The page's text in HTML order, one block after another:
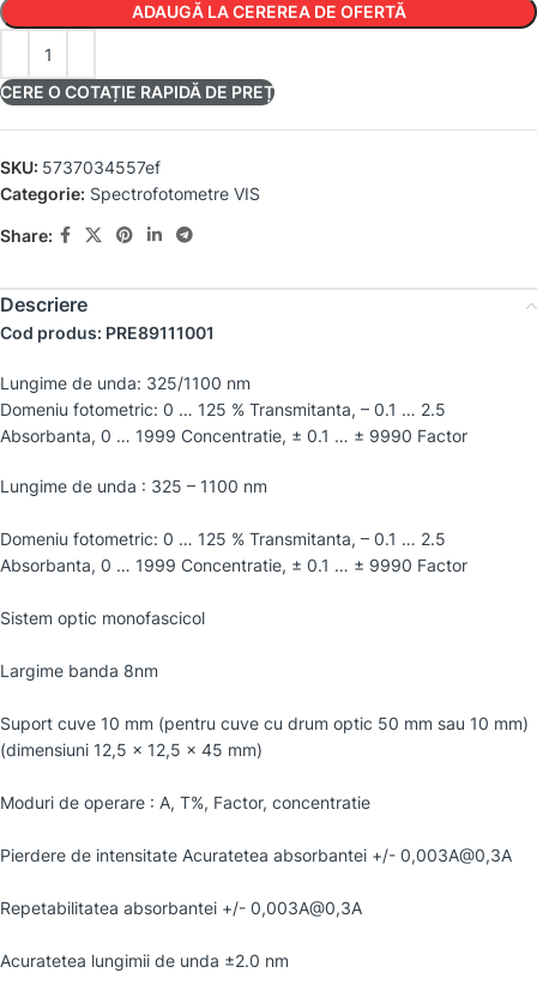
ADAUGĂ LA CEREREA DE OFERTĂ
CERE O COTAȚIE RAPIDĂ DE PREȚ
SKU: 5737034557ef
Categorie: Spectrofotometre VIS
Share:
Descriere
Cod produs: PRE89111001
Lungime de unda: 325/1100 nm
Domeniu fotometric: 0 … 125 % Transmitanta, – 0.1 … 2.5
Absorbanta, 0 … 1999 Concentratie, ± 0.1 … ± 9990 Factor
Lungime de unda : 325 – 1100 nm
Domeniu fotometric: 0 … 125 % Transmitanta, – 0.1 … 2.5
Absorbanta, 0 … 1999 Concentratie, ± 0.1 … ± 9990 Factor
Sistem optic monofascicol
Largime banda 8nm
Suport cuve 10 mm (pentru cuve cu drum optic 50 mm sau 10 mm)
(dimensiuni 12,5 x 12,5 x 45 mm)
Moduri de operare : A, T%, Factor, concentratie
Pierdere de intensitate Acuratetea absorbantei +/- 0,003A@0,3A
Repetabilitatea absorbantei +/- 0,003A@0,3A
Acuratetea lungimii de unda ±2.0 nm